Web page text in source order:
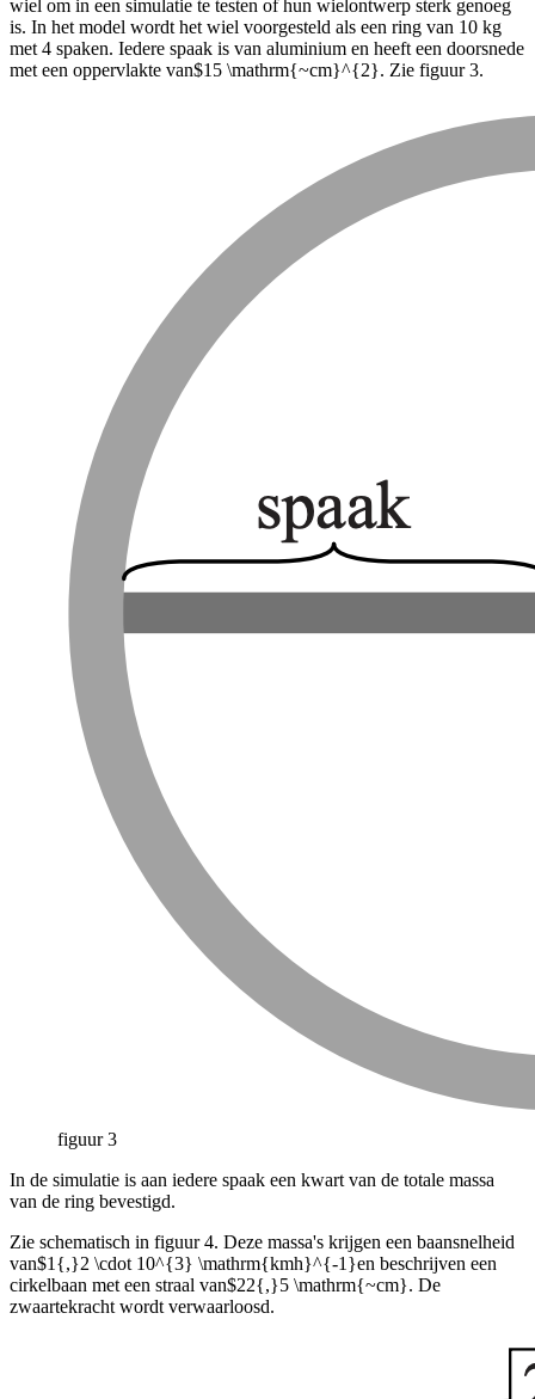
wiel om in een simulatie te testen of hun wielontwerp sterk genoeg
is. In het model wordt het wiel voorgesteld als een ring van 10 kg
met 4 spaken. Iedere spaak is van aluminium en heeft een doorsnede
met een oppervlakte van$15 \mathrm{~cm}^{2}. Zie figuur 3.
figuur 3
In de simulatie is aan iedere spaak een kwart van de totale massa
van de ring bevestigd.
Zie schematisch in figuur 4. Deze massa's krijgen een baansnelheid
van$1{,}2 \cdot 10^{3} \mathrm{kmh}^{-1}en beschrijven een
cirkelbaan met een straal van$22{,}5 \mathrm{~cm}. De
zwaartekracht wordt verwaarloosd.